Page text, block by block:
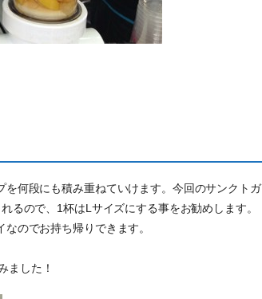
何段にも積み重ねていけます。今回のサンクトガ
るので、1杯はLサイズにする事をお勧めします。
のでお持ち帰りできます。
ました！